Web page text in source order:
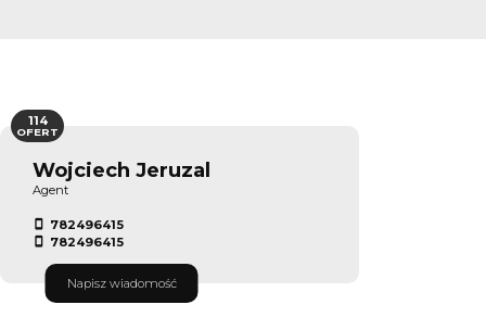
Wojciech Jeruzal
Agent
782496415
782496415
Napisz wiadomość
114
OFERT